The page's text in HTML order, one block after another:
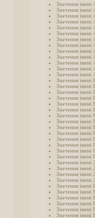
Значення імені
Значення імені
Значення імені
Значення імені
Значення імені
Значення імені
Значення імені
Значення імені
Значення імені
Значення імені
Значення імені
Значення імені
Значення імені
Значення імені
Значення імені
Значення імені
Значення імені
Значення імені
Значення імені
Значення імені
Значення імені
Значення імені
Значення імені
Значення імені
Значення імені
Значення імені
Значення імені
Значення імені
Значення імені
Значення імені
Значення імені
Значення імені
Значення імені
Значення імені
Значення імені
Значення імені
Значення імені